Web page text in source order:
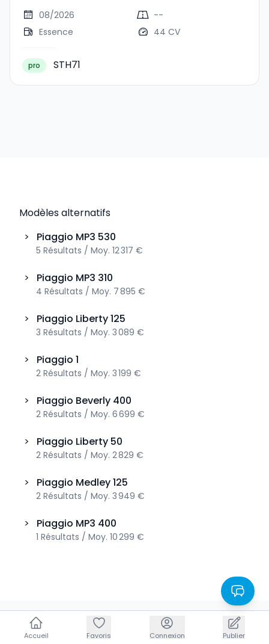
08/2026
--
Essence
44 CV
pro STH71
Modèles alternatifs
>
Piaggio MP3 530
5 Résultats / Moy. 12 317 €
> Piaggio MP3 310
4 Résultats / Moy. 7 895 €
> Piaggio Liberty 125
3 Résultats / Moy. 3 089 €
> Piaggio 1
2 Résultats / Moy. 3 199 €
> Piaggio Beverly 400
2 Résultats / Moy. 6 699 €
> Piaggio Liberty 50
2 Résultats / Moy. 2 829 €
> Piaggio Medley 125
2 Résultats / Moy. 3 949 €
> Piaggio MP3 400
1 Résultats / Moy. 10 299 €
Accueil Favoris Connexion Publier
Accueil Favoris Connexion Publier